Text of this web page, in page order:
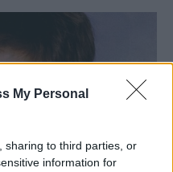
My Personal
sharing to third parties, or
information for